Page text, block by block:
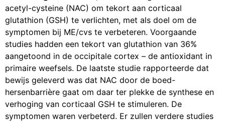
acetyl-cysteine (NAC) om tekort aan corticaal
glutathion (GSH) te verlichten, met als doel om de
symptomen bij ME/cvs te verbeteren. Voorgaande
studies hadden een tekort van glutathion van 36%
aangetoond in de occipitale cortex – de antioxidant in
primaire weefsels. De laatste studie rapporteerde dat
bewijs geleverd was dat NAC door de boed-
hersenbarrière gaat om daar ter plekke de synthese en
verhoging van corticaal GSH te stimuleren. De
symptomen waren verbeterd. Er zullen verdere studies